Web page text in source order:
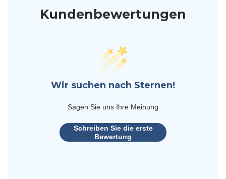
Kundenbewertungen
Wir suchen nach Sternen!
Sagen Sie uns Ihre Meinung
Schreiben Sie die erste
Bewertung